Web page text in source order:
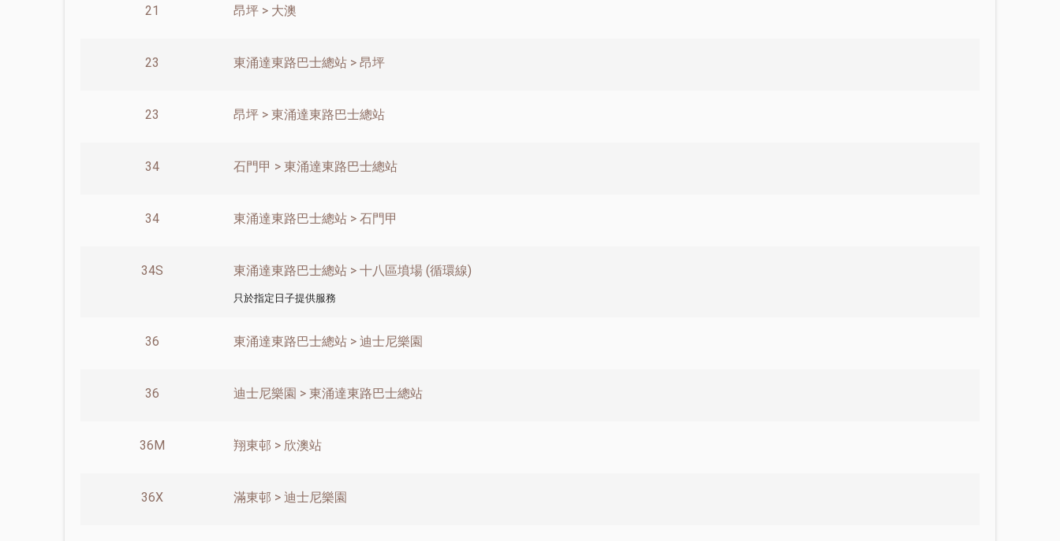
21 昂坪 > 大澳
23 東涌達東路巴士總站 > 昂坪
23 昂坪 > 東涌達東路巴士總站
34 石門甲 > 東涌達東路巴士總站
34 東涌達東路巴士總站 > 石門甲
34S 東涌達東路巴士總站 > 十八區墳場 (循環線)
只於指定日子提供服務
36 東涌達東路巴士總站 > 迪士尼樂園
36 迪士尼樂園 > 東涌達東路巴士總站
36M 翔東邨 > 欣澳站
36X 滿東邨 > 迪士尼樂園